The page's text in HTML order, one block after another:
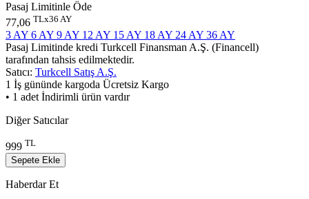
Pasaj Limitinle Öde
77,06 TLx36 AY
3 AY 6 AY 9 AY 12 AY 15 AY 18 AY 24 AY 36 AY
Pasaj Limitinde kredi Turkcell Finansman A.Ş. (Financell)
tarafından tahsis edilmektedir.
Satıcı: Turkcell Satış A.Ş.
1 İş gününde kargoda Ücretsiz Kargo
• 1 adet İndirimli ürün vardır
Diğer Satıcılar
999 TL
Sepete Ekle
Haberdar Et